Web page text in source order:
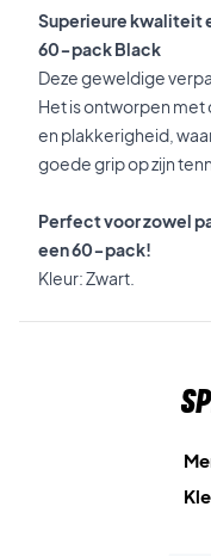
Superieure kwaliteit
60-pack Black
Deze geweldige
Het is ontworpen
en plakkerigheid,
goede grip op zijn
Perfect voor zowel
een 60-pack!
Kleur: Zwart.